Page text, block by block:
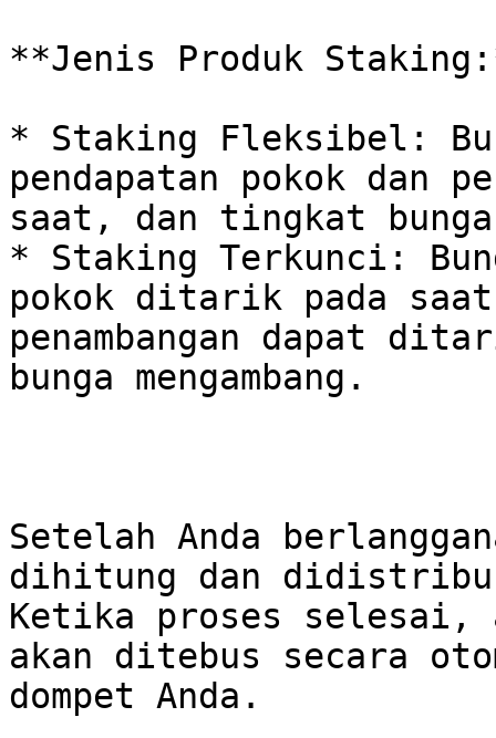
**Jenis Produk
* Staking Fleksibel:
pendapatan pokok dan
saat, dan tingkat bunga
* Staking Terkunci:
pokok ditarik pada
penambangan dapat
bunga mengambang.
Setelah Anda
dihitung dan
Ketika proses selesai,
akan ditebus secara
dompet Anda.